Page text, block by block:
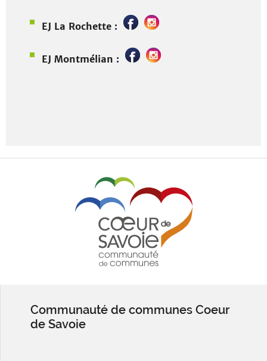
EJ La Rochette :
EJ Montmélian :
Communauté de communes Coeur
de Savoie